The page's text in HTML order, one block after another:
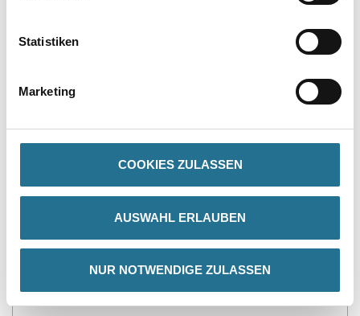
Statistiken
Marketing
COOKIES ZULASSEN
AUSWAHL ERLAUBEN
NUR NOTWENDIGE ZULASSEN
- Ihre individuellen Wandabmessungen
- Hochwertige Trägermaterialien
- Zertifizierte Faservliese
- Brandschutzgeprüft nach EU-Norm
- Umweltfreundliche Latexfarben